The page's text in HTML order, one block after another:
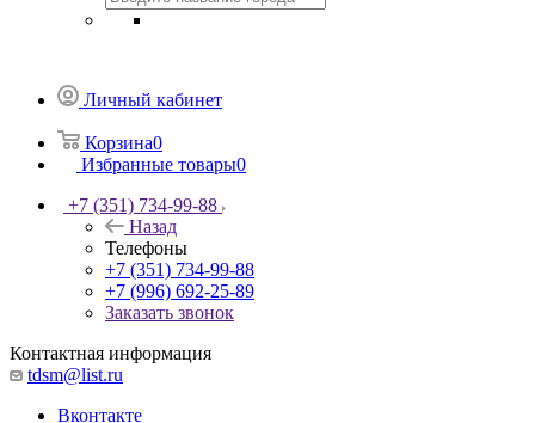
Личный кабинет
Корзина0
Избранные товары0
+7 (351) 734-99-88
Назад
Телефоны
+7 (351) 734-99-88
+7 (996) 692-25-89
Заказать звонок
Контактная информация
tdsm@list.ru
Вконтакте